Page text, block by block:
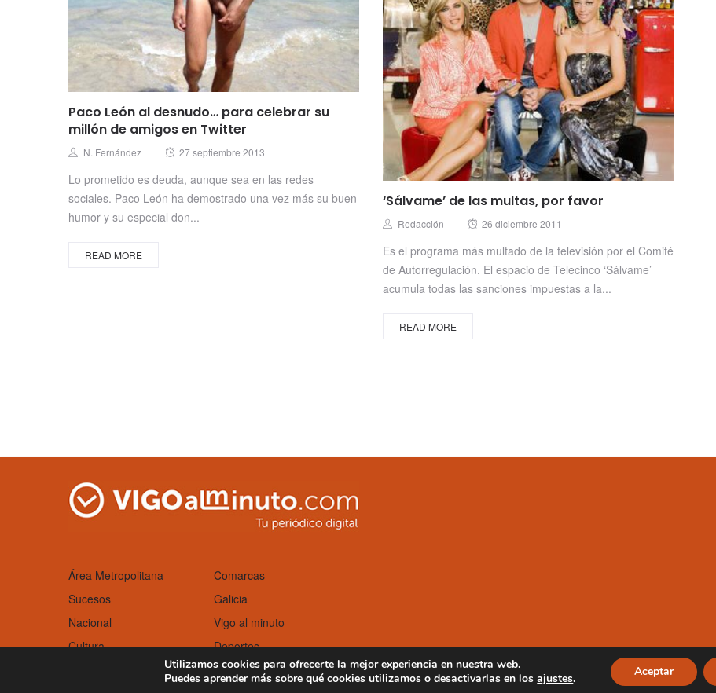
Paco León al desnudo… para celebrar su
millón de amigos en Twitter
Author
N. Fernández
Posted
27 septiembre 2013
Lo prometido es deuda, aunque sea en las redes
sociales. Paco León ha demostrado una vez más su buen
humor y su especial don...
READ MORE
‘Sálvame’ de las multas, por favor
Author
Redacción
Posted
26 diciembre 2011
Es el programa más multado de la televisión por el Comité
de Autorregulación. El espacio de Telecinco ‘Sálvame’
acumula todas las sanciones impuestas a la...
READ MORE
Área Metropolitana
Comarcas
Sucesos
Galicia
Nacional
Vigo al minuto
Cultura
Deportes
Utilizamos cookies para ofrecerte la mejor experiencia en nuestra web.
Puedes aprender más sobre qué cookies utilizamos o desactivarlas en losajustes. Aceptar